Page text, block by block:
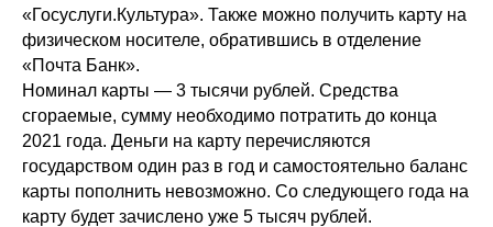
«Госуслуги.Культура». Также можно получить карту на
физическом носителе, обратившись в отделение
«Почта Банк».
Номинал карты — 3 тысячи рублей. Средства
сгораемые, сумму необходимо потратить до конца
2021 года. Деньги на карту перечисляются
государством один раз в год и самостоятельно баланс
карты пополнить невозможно. Со следующего года на
карту будет зачислено уже 5 тысяч рублей.